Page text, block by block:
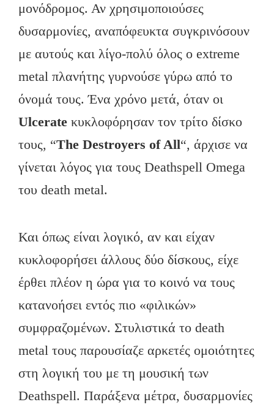
μονόδρομος. Αν χρησιμοποιούσες
δυσαρμονίες, αναπόφευκτα συγκρινόσουν
με αυτούς και λίγο-πολύ όλος ο extreme
metal πλανήτης γυρνούσε γύρω από το
όνομά τους. Ένα χρόνο μετά, όταν οι
Ulcerate κυκλοφόρησαν τον τρίτο δίσκο
τους, “The Destroyers of All“, άρχισε να
γίνεται λόγος για τους Deathspell Omega
του death metal.
Και όπως είναι λογικό, αν και είχαν
κυκλοφορήσει άλλους δύο δίσκους, είχε
έρθει πλέον η ώρα για το κοινό να τους
κατανοήσει εντός πιο «φιλικών»
συμφραζομένων. Στυλιστικά το death
metal τους παρουσίαζε αρκετές ομοιότητες
στη λογική του με τη μουσική των
Deathspell. Παράξενα μέτρα, δυσαρμονίες